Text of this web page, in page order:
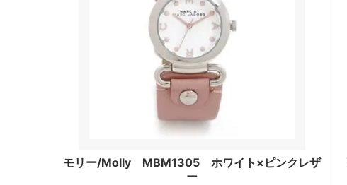
モリー/Molly MBM1305 ホワイト×ピンクレザ
ー